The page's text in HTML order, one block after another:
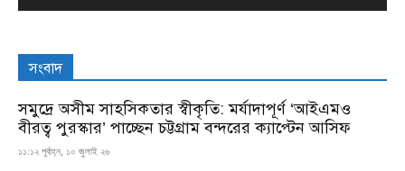
সংবাদ
সমুদ্রে অসীম সাহসিকতার স্বীকৃতি: মর্যাদাপূর্ণ ‘আইএমও
বীরত্ব পুরস্কার’ পাচ্ছেন চট্টগ্রাম বন্দরের ক্যাপ্টেন আসিফ
১১:১২ পূর্বাহ্ন, ১০ জুলাই ২৬